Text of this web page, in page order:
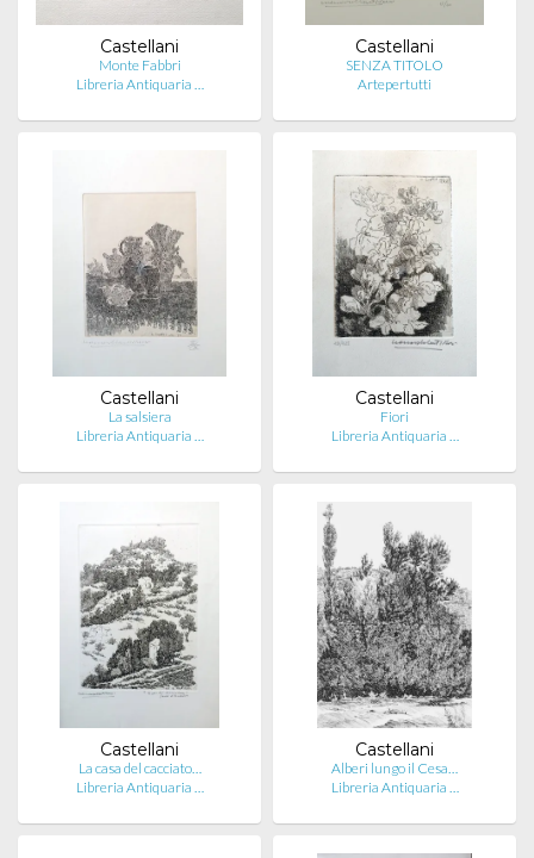
Castellani
Monte Fabbri
Libreria Antiquaria …
Castellani
SENZA TITOLO
Artepertutti
Castellani
La salsiera
Libreria Antiquaria …
Castellani
Fiori
Libreria Antiquaria …
Castellani
La casa del cacciato…
Libreria Antiquaria …
Castellani
Alberi lungo il Cesa…
Libreria Antiquaria …